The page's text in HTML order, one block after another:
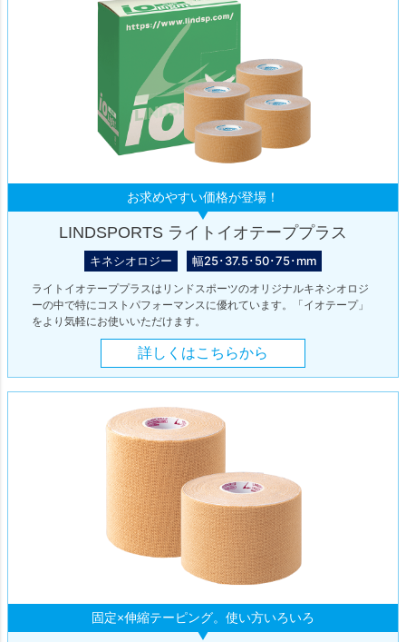
お求めやすい価格が登場！
LINDSPORTS ライトイオテーププラス
キネシオロジー 幅25･37.5･50･75･mm
ライトイオテーププラスはリンドスポーツのオリジナルキネシオロジ
ーの中で特にコストパフォーマンスに優れています。「イオテープ」
をより気軽にお使いいただけます。
詳しくはこちらから
固定×伸縮テーピング。使い方いろいろ